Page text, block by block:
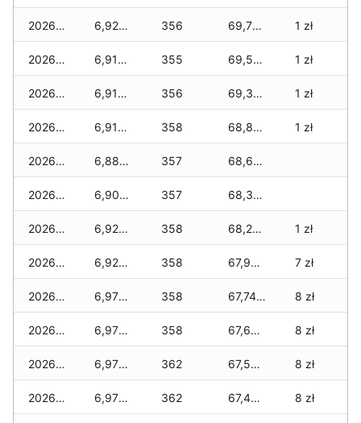
2026-06-22 6,920 zł 356 69,780 zł 1 zł
2026-06-21 6,910 zł 355 69,560 zł 1 zł
2026-06-20 6,910 zł 356 69,350 zł 1 zł
2026-06-19 6,910 zł 358 68,860 zł 1 zł
2026-06-18 6,880 zł 357 68,630 zł
2026-06-17 6,900 zł 357 68,390 zł
2026-06-16 6,920 zł 358 68,250 zł 1 zł
2026-06-15 6,920 zł 358 67,960 zł 7 zł
2026-06-14 6,970 zł 358 67,740 zł 8 zł
2026-06-13 6,970 zł 358 67,680 zł 8 zł
2026-06-12 6,970 zł 362 67,590 zł 8 zł
2026-06-11 6,970 zł 362 67,470 zł 8 zł